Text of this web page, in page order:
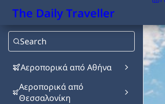
The Daily Traveller
Search
Αεροπορικά από Αθήνα
Αεροπορικά από
Θεσσαλονίκη